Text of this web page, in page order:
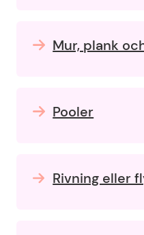
Mur, plank
Pooler
Rivning eller